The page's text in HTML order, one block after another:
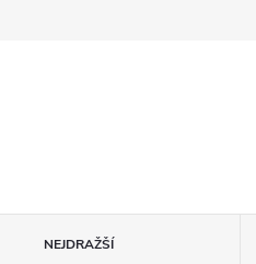
NEJDRAŽŠÍ